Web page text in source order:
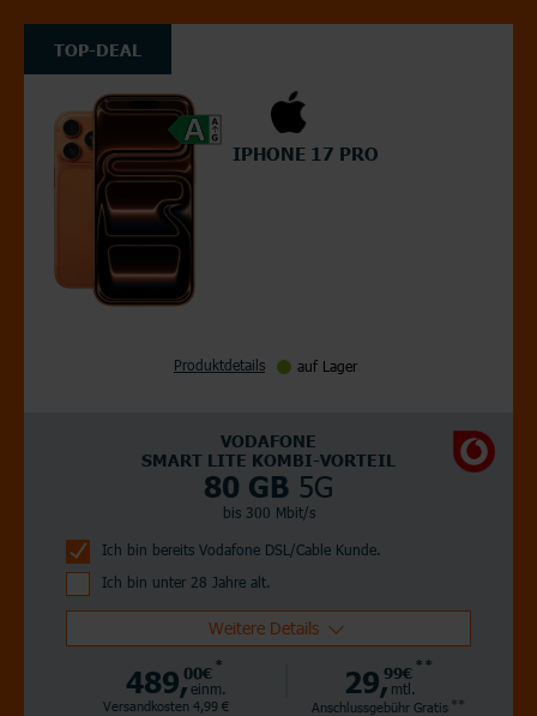
TOP-DEAL
IPHONE 17 PRO
Produktdetails auf Lager
VODAFONE
SMART LITE KOMBI-VORTEIL
80 GB 5G
bis 300 Mbit/s
Ich bin bereits Vodafone DSL/Cable Kunde.
Ich bin unter 28 Jahre alt.
Weitere Details
489,00€ *
einm.
Versandkosten 4,99 €
29,99€ **
mtl.
Anschlussgebühr Gratis **